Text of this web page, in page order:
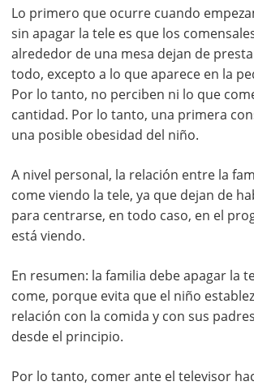
Lo primero que ocurre cuando
sin apagar la tele es que los
alrededor de una mesa dejan de
todo, excepto a lo que aparece en la
Por lo tanto, no perciben ni lo que
cantidad. Por lo tanto, una primera
una posible obesidad del niño.
A nivel personal, la relación entre la
come viendo la tele, ya que dejan de
para centrarse, en todo caso, en el
está viendo.
En resumen: la familia debe apagar la
come, porque evita que el niño
relación con la comida y con sus
desde el principio.
Por lo tanto, comer ante el televisor